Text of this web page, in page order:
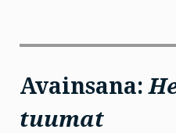
Avainsana:
tuumat